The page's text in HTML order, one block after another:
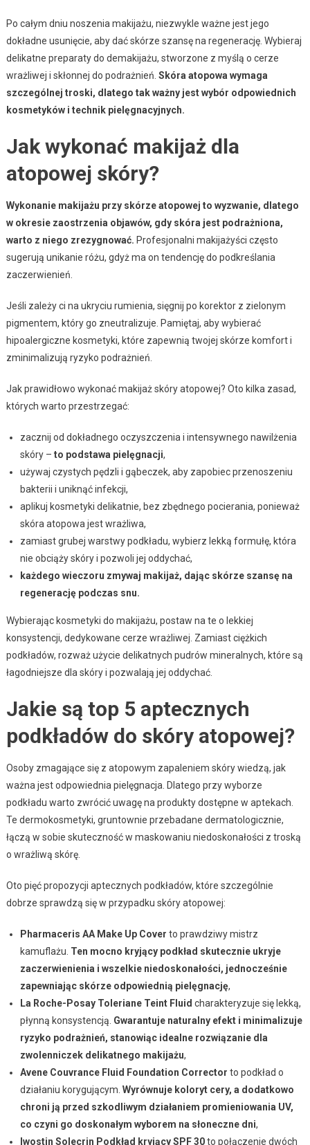
Po całym dniu noszenia makijażu, niezwykle ważne jest jego
dokładne usunięcie, aby dać skórze szansę na regenerację. Wybieraj
delikatne preparaty do demakijażu, stworzone z myślą o cerze
wrażliwej i skłonnej do podrażnień. Skóra atopowa wymaga
szczególnej troski, dlatego tak ważny jest wybór odpowiednich
kosmetyków i technik pielęgnacyjnych.
Jak wykonać makijaż dla
atopowej skóry?
Wykonanie makijażu przy skórze atopowej to wyzwanie, dlatego
w okresie zaostrzenia objawów, gdy skóra jest podrażniona,
warto z niego zrezygnować. Profesjonalni makijażyści często
sugerują unikanie różu, gdyż ma on tendencję do podkreślania
zaczerwienień.
Jeśli zależy ci na ukryciu rumienia, sięgnij po korektor z zielonym
pigmentem, który go zneutralizuje. Pamiętaj, aby wybierać
hipoalergiczne kosmetyki, które zapewnią twojej skórze komfort i
zminimalizują ryzyko podrażnień.
Jak prawidłowo wykonać makijaż skóry atopowej? Oto kilka zasad,
których warto przestrzegać:
zacznij od dokładnego oczyszczenia i intensywnego nawilżenia
skóry – to podstawa pielęgnacji,
używaj czystych pędzli i gąbeczek, aby zapobiec przenoszeniu
bakterii i uniknąć infekcji,
aplikuj kosmetyki delikatnie, bez zbędnego pocierania, ponieważ
skóra atopowa jest wrażliwa,
zamiast grubej warstwy podkładu, wybierz lekką formułę, która
nie obciąży skóry i pozwoli jej oddychać,
każdego wieczoru zmywaj makijaż, dając skórze szansę na
regenerację podczas snu.
Wybierając kosmetyki do makijażu, postaw na te o lekkiej
konsystencji, dedykowane cerze wrażliwej. Zamiast ciężkich
podkładów, rozważ użycie delikatnych pudrów mineralnych, które są
łagodniejsze dla skóry i pozwalają jej oddychać.
Jakie są top 5 aptecznych
podkładów do skóry atopowej?
Osoby zmagające się z atopowym zapaleniem skóry wiedzą, jak
ważna jest odpowiednia pielęgnacja. Dlatego przy wyborze
podkładu warto zwrócić uwagę na produkty dostępne w aptekach.
Te dermokosmetyki, gruntownie przebadane dermatologicznie,
łączą w sobie skuteczność w maskowaniu niedoskonałości z troską
o wrażliwą skórę.
Oto pięć propozycji aptecznych podkładów, które szczególnie
dobrze sprawdzą się w przypadku skóry atopowej:
Pharmaceris AA Make Up Cover to prawdziwy mistrz
kamuflażu. Ten mocno kryjący podkład skutecznie ukryje
zaczerwienienia i wszelkie niedoskonałości, jednocześnie
zapewniając skórze odpowiednią pielęgnację,
La Roche-Posay Toleriane Teint Fluid charakteryzuje się lekką,
płynną konsystencją. Gwarantuje naturalny efekt i minimalizuje
ryzyko podrażnień, stanowiąc idealne rozwiązanie dla
zwolenniczek delikatnego makijażu,
Avene Couvrance Fluid Foundation Corrector to podkład o
działaniu korygującym. Wyrównuje koloryt cery, a dodatkowo
chroni ją przed szkodliwym działaniem promieniowania UV,
co czyni go doskonałym wyborem na słoneczne dni,
Iwostin Solecrin Podkład kryjący SPF 30to połączenie dwóch